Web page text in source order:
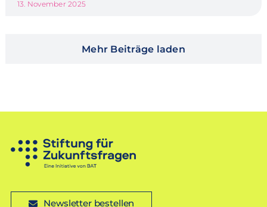
13. November 2025
Mehr Beiträge laden
Newsletter bestellen